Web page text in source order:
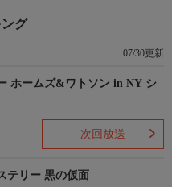
グ
07/30更新
ホームズ&ワトソン in NY シ
次回放送
テリー 黒の仮面